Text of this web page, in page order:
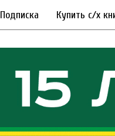
Подписка Купить с/х